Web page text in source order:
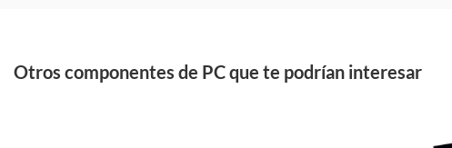
Otros componentes de PC que te podrían interesar